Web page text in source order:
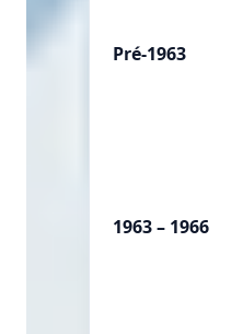
Pré-1963
1963 – 1966